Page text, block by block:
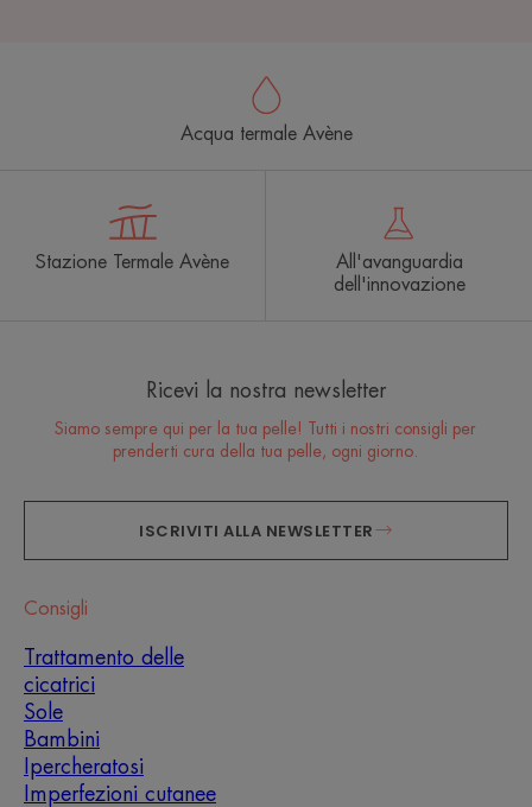
Acqua termale Avène
Stazione Termale Avène
All'avanguardia
dell'innovazione
Ricevi la nostra newsletter
Siamo sempre qui per la tua pelle! Tutti i nostri consigli per
prenderti cura della tua pelle, ogni giorno.
ISCRIVITI ALLA NEWSLETTER
Consigli
Trattamento delle
cicatrici
Sole
Bambini
Ipercheratosi
Imperfezioni cutanee